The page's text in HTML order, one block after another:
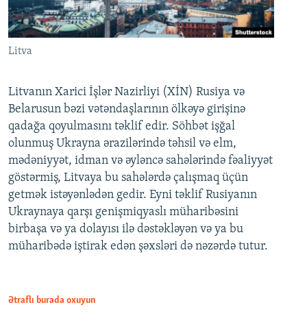
Litva
Litvanın Xarici İşlər Nazirliyi (XİN) Rusiya və
Belarusun bəzi vətəndaşlarının ölkəyə girişinə
qadağa qoyulmasını təklif edir. Söhbət işğal
olunmuş Ukrayna ərazilərində təhsil və elm,
mədəniyyət, idman və əyləncə sahələrində fəaliyyət
göstərmiş, Litvaya bu sahələrdə çalışmaq üçün
getmək istəyənlədən gedir. Eyni təklif Rusiyanın
Ukraynaya qarşı genişmiqyaslı müharibəsini
birbaşa və ya dolayısı ilə dəstəkləyən və ya bu
müharibədə iştirak edən şəxsləri də nəzərdə tutur.
Ətraflı burada oxuyun